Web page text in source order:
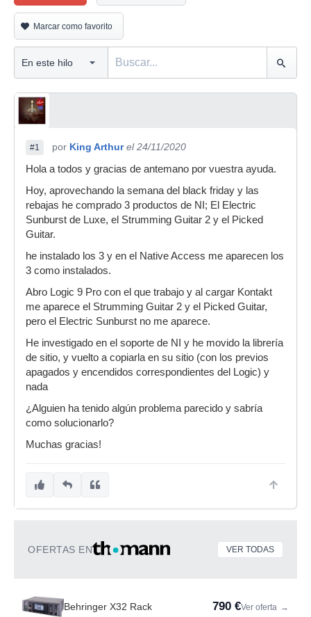
Marcar como favorito
#1 por King Arthur el 24/11/2020
Hola a todos y gracias de antemano por vuestra ayuda.
Hoy, aprovechando la semana del black friday y las
rebajas he comprado 3 productos de NI; El Electric
Sunburst de Luxe, el Strumming Guitar 2 y el Picked
Guitar.
he instalado los 3 y en el Native Access me aparecen los
3 como instalados.
Abro Logic 9 Pro con el que trabajo y al cargar Kontakt
me aparece el Strumming Guitar 2 y el Picked Guitar,
pero el Electric Sunburst no me aparece.
He investigado en el soporte de NI y he movido la librería
de sitio, y vuelto a copiarla en su sitio (con los previos
apagados y encendidos correspondientes del Logic) y
nada
¿Alguien ha tenido algún problema parecido y sabría
como solucionarlo?
Muchas gracias!
OFERTAS EN VER TODAS
Behringer X32 Rack 790 €Ver oferta →